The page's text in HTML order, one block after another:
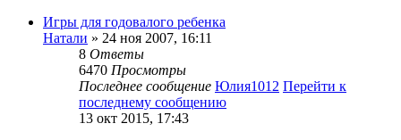
Игры для годовалого ребенка
Натали » 24 ноя 2007, 16:11
8 Ответы
6470 Просмотры
Последнее сообщение Юлия1012 Перейти к
последнему сообщению
13 окт 2015, 17:43